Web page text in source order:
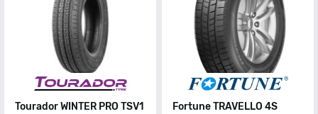
Tourador WINTER PRO TSV1
Fortune TRAVELLO 4S